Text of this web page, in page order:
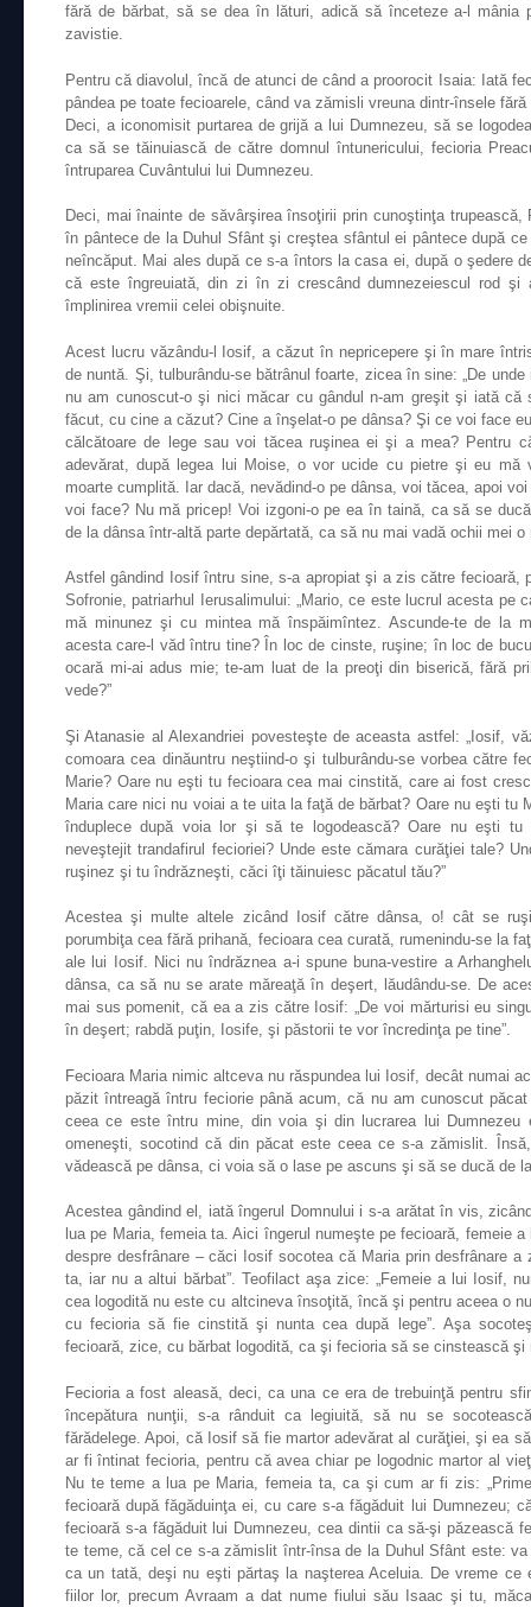
fără de bărbat, să se dea în lături, adică să înceteze a-l mânia
zavistie.
Pentru că diavolul, încă de atunci de când a proorocit Isaia: Iată
pândea pe toate fecioarele, când va zămisli vreuna dintr-însele
Deci, a iconomisit purtarea de grijă a lui Dumnezeu, să se
ca să se tăinuiască de către domnul întunericului, fecioria
întruparea Cuvântului lui Dumnezeu.
Deci, mai înainte de săvârşirea însoţirii prin cunoştinţa trupească,
în pântece de la Duhul Sfânt şi creştea sfântul ei pântece după
neîncăput. Mai ales după ce s-a întors la casa ei, după o şedere
că este îngreuiată, din zi în zi crescând dumnezeiescul rod şi
împlinirea vremii celei obişnuite.
Acest lucru văzându-l Iosif, a căzut în nepricepere şi în mare
de nuntă. Şi, tulburându-se bătrânul foarte, zicea în sine: „De
nu am cunoscut-o şi nici măcar cu gândul n-am greşit şi iată
făcut, cu cine a căzut? Cine a înşelat-o pe dânsa? Şi ce voi face
călcătoare de lege sau voi tăcea ruşinea ei şi a mea? Pentru
adevărat, după legea lui Moise, o vor ucide cu pietre şi eu mă
moarte cumplită. Iar dacă, nevădind-o pe dânsa, voi tăcea, apoi
voi face? Nu mă pricep! Voi izgoni-o pe ea în taină, ca să se
de la dânsa într-altă parte depărtată, ca să nu mai vadă ochii mei o
Astfel gândind Iosif întru sine, s-a apropiat şi a zis către fecioară,
Sofronie, patriarhul Ierusalimului: „Mario, ce este lucrul acesta pe
mă minunez şi cu mintea mă înspăimîntez. Ascunde-te de la
acesta care-l văd întru tine? În loc de cinste, ruşine; în loc de
ocară mi-ai adus mie; te-am luat de la preoţi din biserică, fără
vede?”
Şi Atanasie al Alexandriei povesteşte de aceasta astfel: „Iosif,
comoara cea dinăuntru neştiind-o şi tulburându-se vorbea către
Marie? Oare nu eşti tu fecioara cea mai cinstită, care ai fost
Maria care nici nu voiai a te uita la faţă de bărbat? Oare nu eşti tu
înduplece după voia lor şi să te logodească? Oare nu eşti tu
neveştejit trandafirul fecioriei? Unde este cămara curăţiei tale?
ruşinez şi tu îndrăzneşti, căci îţi tăinuiesc păcatul tău?”
Acestea şi multe altele zicând Iosif către dânsa, o! cât se
porumbiţa cea fără prihană, fecioara cea curată, rumenindu-se la
ale lui Iosif. Nici nu îndrăznea a-i spune buna-vestire a
dânsa, ca să nu se arate măreaţă în deşert, lăudându-se. De
mai sus pomenit, că ea a zis către Iosif: „De voi mărturisi eu
în deşert; rabdă puţin, Iosife, şi păstorii te vor încredinţa pe tine”.
Fecioara Maria nimic altceva nu răspundea lui Iosif, decât numai
păzit întreagă întru feciorie până acum, că nu am cunoscut
ceea ce este întru mine, din voia şi din lucrarea lui Dumnezeu
omeneşti, socotind că din păcat este ceea ce s-a zămislit.
vădească pe dânsa, ci voia să o lase pe ascuns şi să se ducă de
Acestea gândind el, iată îngerul Domnului i s-a arătat în vis,
lua pe Maria, femeia ta. Aici îngerul numeşte pe fecioară, femeie
despre desfrânare – căci Iosif socotea că Maria prin desfrânare a
ta, iar nu a altui bărbat”. Teofilact aşa zice: „Femeie a lui Iosif,
cea logodită nu este cu altcineva însoţită, încă şi pentru aceea o
cu fecioria să fie cinstită şi nunta cea după lege”. Aşa
fecioară, zice, cu bărbat logodită, ca şi fecioria să se cinstească şi
Fecioria a fost aleasă, deci, ca una ce era de trebuinţă pentru
începătura nunţii, s-a rânduit ca legiuită, să nu se
fărădelege. Apoi, că Iosif să fie martor adevărat al curăţiei, şi ea
ar fi întinat fecioria, pentru că avea chiar pe logodnic martor al
Nu te teme a lua pe Maria, femeia ta, ca şi cum ar fi zis:
fecioară după făgăduinţa ei, cu care s-a făgăduit lui Dumnezeu;
fecioară s-a făgăduit lui Dumnezeu, cea dintii ca să-şi păzească
te teme, că cel ce s-a zămislit într-însa de la Duhul Sfânt este:
ca un tată, deşi nu eşti părtaş la naşterea Aceluia. De vreme ce
fiilor lor, precum Avraam a dat nume fiului său Isaac şi tu,